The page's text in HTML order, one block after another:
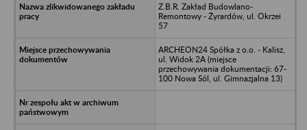
Z.B.R. Zakład Budowlano-
Remontowy - Żyrardów, ul. Okrzei
57
ARCHEON24 Spółka z o.o. - Kalisz,
ul. Widok 2A (miejsce
przechowywania dokumentacji: 67-
100 Nowa Sól, ul. Gimnazjalna 13)